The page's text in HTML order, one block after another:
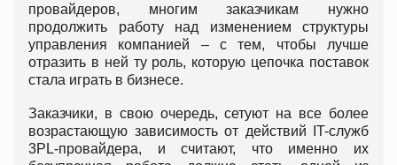
провайдеров, многим заказчикам нужно
продолжить работу над изменением структуры
управления компанией – с тем, чтобы лучше
отразить в ней ту роль, которую цепочка поставок
стала играть в бизнесе.
Заказчики, в свою очередь, сетуют на все более
возрастающую зависимость от действий IT-служб
3PL-провайдера, и считают, что именно их